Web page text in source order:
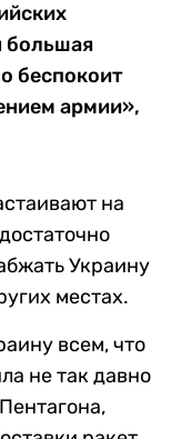
большая
беспокоит
армии»,
на
Украину
местах.
всем, что
не так давно